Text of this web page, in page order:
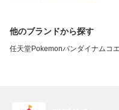
他のブランドから探す
任天堂Pokemonバンダイナムコ